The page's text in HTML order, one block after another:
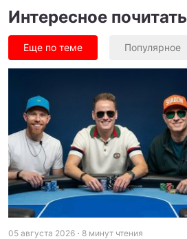
Интересное почитать
Еще по теме Популярное
05 августа 2026 8 минут чтения